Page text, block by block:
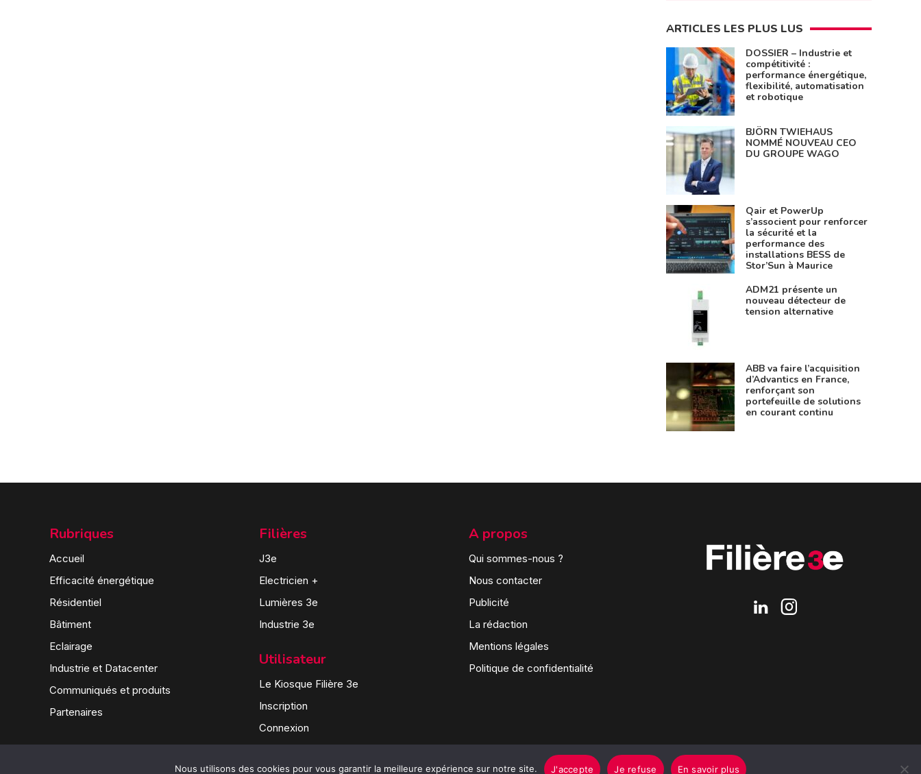
ARTICLES LES PLUS LUS
DOSSIER – Industrie et
compétitivité :
performance énergétique,
flexibilité, automatisation
et robotique
BJÖRN TWIEHAUS
NOMMÉ NOUVEAU CEO
DU GROUPE WAGO
Qair et PowerUp
s’associent pour renforcer
la sécurité et la
performance des
installations BESS de
Stor’Sun à Maurice
ADM21 présente un
nouveau détecteur de
tension alternative
ABB va faire l’acquisition
d’Advantics en France,
renforçant son
portefeuille de solutions
en courant continu
Rubriques
Accueil
Efficacité énergétique
Résidentiel
Bâtiment
Eclairage
Industrie et Datacenter
Communiqués et produits
Partenaires
Filières
J3e
Electricien +
Lumières 3e
Industrie 3e
Utilisateur
Le Kiosque Filière 3e
Inscription
Connexion
A propos
Qui sommes-nous ?
Nous contacter
Publicité
La rédaction
Mentions légales
Politique de confidentialité
Nous utilisons des cookies pour vous garantir la meilleure expérience sur notre site. J'accepte Je refuse En savoir plus